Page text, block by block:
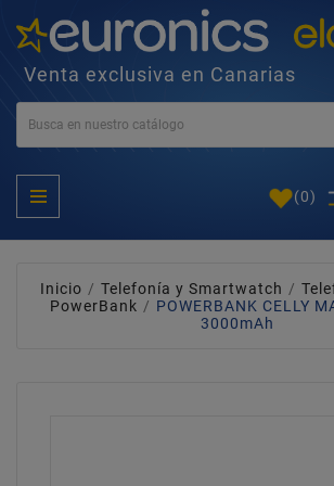
Venta exclusiva en Canarias
(0)
Inicio Telefonía y Smartwatch
PowerBank
POWERBANK CELLY
3000mAh